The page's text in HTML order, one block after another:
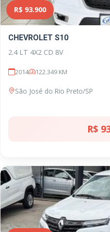
R$ 93.900
CHEVROLET S10
2.4 LT 4X2 CD 8V
2014 122.349 KM
São José do Rio Preto/SP
R$